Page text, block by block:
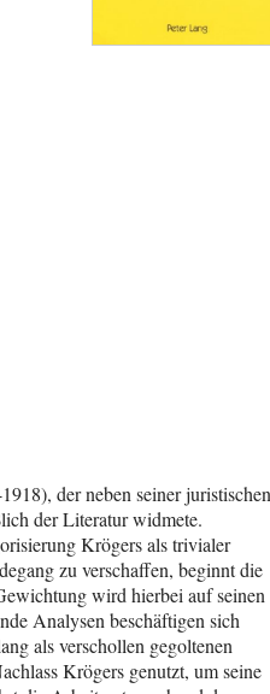
der neben seiner juristischen
der Literatur widmete.
Krögers als trivialer
zu verschaffen, beginnt die
wird hierbei auf seinen
Analysen beschäftigen sich
als verschollen gegoltenen
Krögers genutzt, um seine